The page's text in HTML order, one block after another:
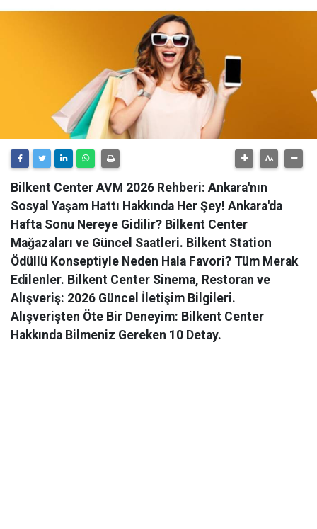
Bilkent Center AVM 2026 Rehberi: Ankara'nın
Sosyal Yaşam Hattı Hakkında Her Şey! Ankara'da
Hafta Sonu Nereye Gidilir? Bilkent Center
Mağazaları ve Güncel Saatleri. Bilkent Station
Ödüllü Konseptiyle Neden Hala Favori? Tüm Merak
Edilenler. Bilkent Center Sinema, Restoran ve
Alışveriş: 2026 Güncel İletişim Bilgileri.
Alışverişten Öte Bir Deneyim: Bilkent Center
Hakkında Bilmeniz Gereken 10 Detay.